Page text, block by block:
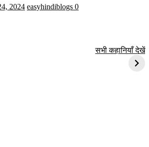
2024 easyhindiblogs 0
ऐतिहासिक स्थान
सभी कहानियाँ देखें